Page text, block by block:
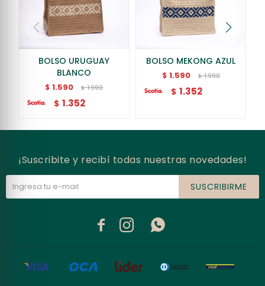
BOLSO URUGUAY
BLANCO
$ 1.590 $ 1.990
$ 1.352
BOLSO MEKONG AZUL
$ 1.590 $ 1.990
$ 1.352
¡Suscribite y recibí todas nuestras novedades!
SUSCRIBIRME
  